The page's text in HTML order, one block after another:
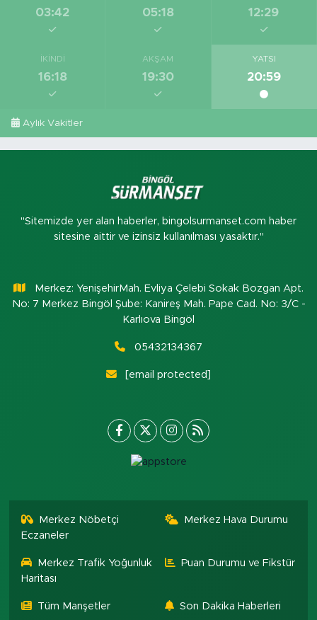
03:42 05:18 12:29
İKINDI
16:18
AKŞAM
19:30
YATSI
20:59
Aylık Vakitler
"Sitemizde yer alan haberler, bingolsurmanset.com haber
sitesine aittir ve izinsiz kullanılması yasaktır."
Merkez: YenişehirMah. Evliya Çelebi Sokak Bozgan Apt.
No: 7 Merkez Bingöl Şube: Kanireş Mah. Pape Cad. No: 3/C -
Karlıova Bingöl
05432134367
[email protected]
Merkez Nöbetçi
Eczaneler
Merkez Hava Durumu
Merkez Trafik Yoğunluk
Haritası
Puan Durumu ve Fikstür
Tüm Manşetler Son Dakika Haberleri